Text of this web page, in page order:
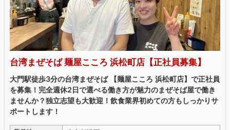
台湾まぜそば 麺屋こころ 浜松町店【正社員募集】
大門駅徒歩3分の台湾まぜそば 【麺屋こころ 浜松町店】で正社員
を募集！完全週休2日で選べる働き方が魅力のまぜそば屋で働き
ませんか？独立志望も大歓迎！飲食業界初めての方もしっかりサ
ポートします！